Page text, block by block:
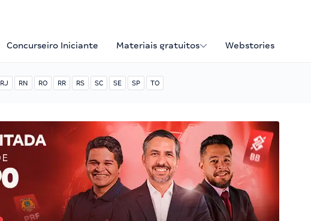
Concurseiro Iniciante Materiais gratuitos Webstories
RJ RN RO RR RS SC SE SP TO